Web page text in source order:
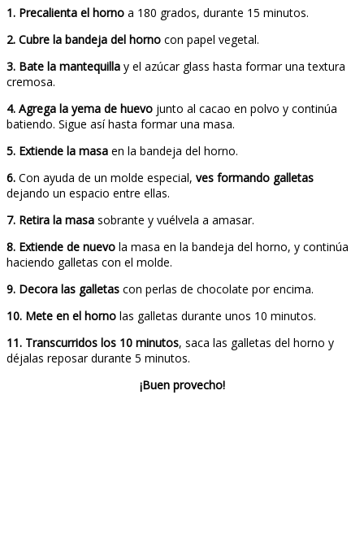
1. Precalienta el horno a 180 grados, durante 15 minutos.
2. Cubre la bandeja del horno con papel vegetal.
3. Bate la mantequilla y el azúcar glass hasta formar una textura
cremosa.
4. Agrega la yema de huevo junto al cacao en polvo y continúa
batiendo. Sigue así hasta formar una masa.
5. Extiende la masa en la bandeja del horno.
6. Con ayuda de un molde especial, ves formando galletas
dejando un espacio entre ellas.
7. Retira la masa sobrante y vuélvela a amasar.
8. Extiende de nuevo la masa en la bandeja del horno, y continúa
haciendo galletas con el molde.
9. Decora las galletas con perlas de chocolate por encima.
10. Mete en el horno las galletas durante unos 10 minutos.
11. Transcurridos los 10 minutos, saca las galletas del horno y
déjalas reposar durante 5 minutos.
¡Buen provecho!